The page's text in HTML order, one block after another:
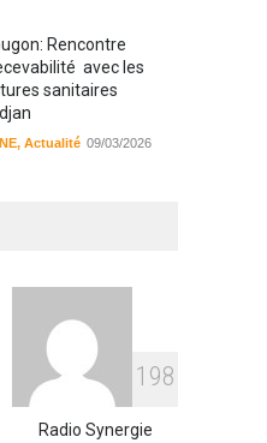
Rencontre
avec les
sanitaires
, Actualité 09/03/2026
ses journalistes et
radios
Actualité 09/03/2026
1 98
Radio Synergie